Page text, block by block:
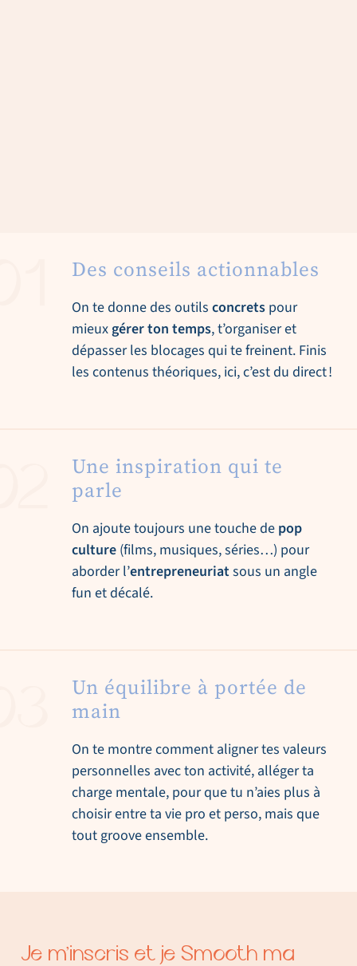
Des conseils actionnables
On te donne des outils concretspour
mieux gérer ton temps, t’organiser et
dépasser les blocages qui te freinent. Finis
les contenus théoriques, ici, c’est du direct !
Une inspiration qui te
parle
On ajoute toujours une touche de pop
culture(films, musiques, séries…) pour
aborder l’entrepreneuriatsous un angle
fun et décalé.
Un équilibre à portée de
main
On te montre comment aligner tes valeurs
personnelles avec ton activité, alléger ta
charge mentale, pour que tu n’aies plus à
choisir entre ta vie pro et perso, mais que
tout groove ensemble.
Je m’inscris et je Smooth ma